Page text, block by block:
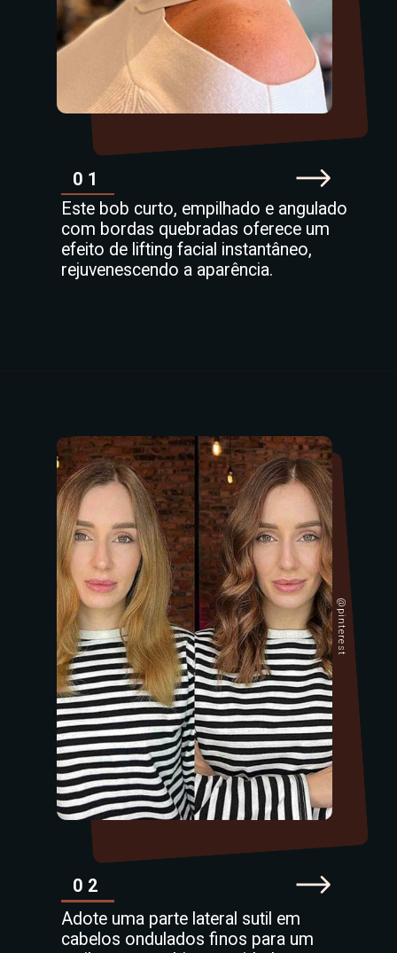
01
Este bob curto, empilhado e angulado
com bordas quebradas oferece um
efeito de lifting facial instantâneo,
rejuvenescendo a aparência.
02
Adote uma parte lateral sutil em
cabelos ondulados finos para um
@pinterest